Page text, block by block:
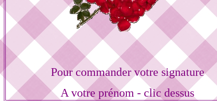
Pour commander votre signature
A votre prénom - clic dessus